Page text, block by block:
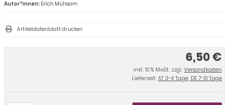
6,50 €
inkl. 10 % MwSt. zzgl. Versandkosten
Lieferzeit: AT 3-4 Tage, DE 7-10 Tage
Autor*innen: Erich Mühsam
Artikeldatenblatt drucken